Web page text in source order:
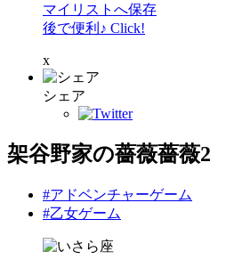
マイリストへ保存
後で便利♪ Click!
x
シェア
架谷野家の薔薇薔薇2
#アドベンチャーゲーム
#乙女ゲーム